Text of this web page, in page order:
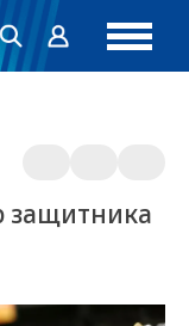
защитника